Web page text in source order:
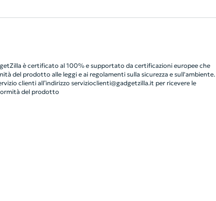
è certificato al 100% e supportato da certificazioni europee che
del prodotto alle leggi e ai regolamenti sulla sicurezza e sull'ambiente.
clienti all’indirizzo servizioclienti@gadgetzilla.it per ricevere le
del prodotto